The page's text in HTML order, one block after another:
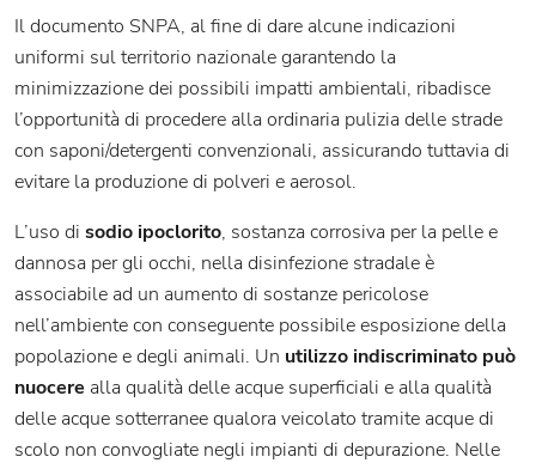
Il documento SNPA, al fine di dare alcune indicazioni
uniformi sul territorio nazionale garantendo la
minimizzazione dei possibili impatti ambientali, ribadisce
l’opportunità di procedere alla ordinaria pulizia delle strade
con saponi/detergenti convenzionali, assicurando tuttavia di
evitare la produzione di polveri e aerosol.
L’uso di sodio ipoclorito, sostanza corrosiva per la pelle e
dannosa per gli occhi, nella disinfezione stradale è
associabile ad un aumento di sostanze pericolose
nell’ambiente con conseguente possibile esposizione della
popolazione e degli animali. Un utilizzo indiscriminato può
nuocere alla qualità delle acque superficiali e alla qualità
delle acque sotterranee qualora veicolato tramite acque di
scolo non convogliate negli impianti di depurazione. Nelle